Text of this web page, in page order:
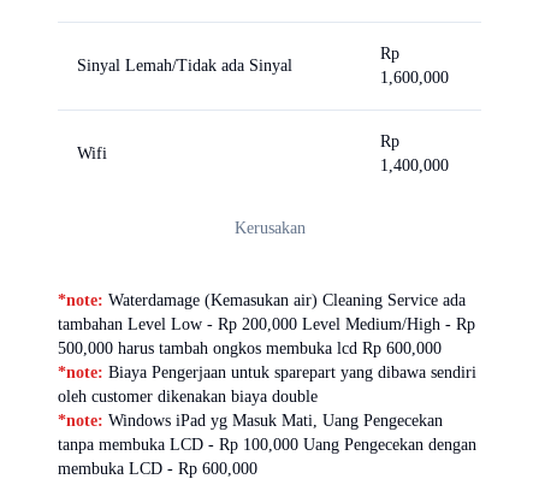
Kerusakan
Sinyal Lemah/Tidak ada Sinyal
Rp
1,600,000
Wifi
Rp
1,400,000
*note: Waterdamage (Kemasukan air) Cleaning Service ada
tambahan Level Low - Rp 200,000 Level Medium/High - Rp
500,000 harus tambah ongkos membuka lcd Rp 600,000
*note: Biaya Pengerjaan untuk sparepart yang dibawa sendiri
oleh customer dikenakan biaya double
*note: Windows iPad yg Masuk Mati, Uang Pengecekan
tanpa membuka LCD - Rp 100,000 Uang Pengecekan dengan
membuka LCD - Rp 600,000